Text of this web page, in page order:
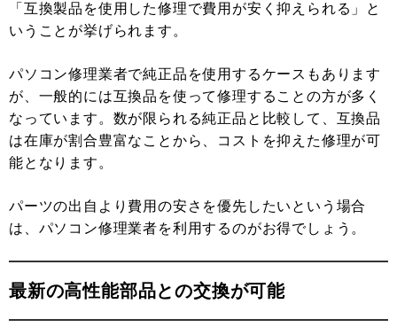
「互換製品を使用した修理で費用が安く抑えられる」と
いうことが挙げられます。
パソコン修理業者で純正品を使用するケースもあります
が、一般的には互換品を使って修理することの方が多く
なっています。数が限られる純正品と比較して、互換品
は在庫が割合豊富なことから、コストを抑えた修理が可
能となります。
パーツの出自より費用の安さを優先したいという場合
は、パソコン修理業者を利用するのがお得でしょう。
最新の高性能部品との交換が可能